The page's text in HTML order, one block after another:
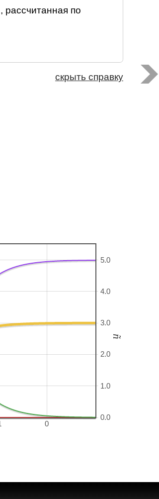
, рассчитанная по
скрыть справку
0
0.0
1.0
2.0
3.0
4.0
5.0
ñ